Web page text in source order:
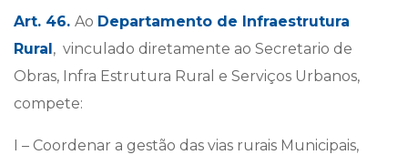
Art. 46. Ao Departamento de Infraestrutura
Rural, vinculado diretamente ao Secretario de
Obras, Infra Estrutura Rural e Serviços Urbanos,
compete:
I – Coordenar a gestão das vias rurais Municipais,